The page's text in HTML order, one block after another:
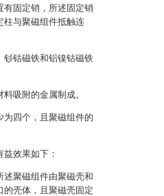
有固定销，所述固定销
柱与聚磁组件抵触连
钐钴磁铁和铝镍钴磁铁
吸附的金属制成。
为四个，且聚磁组件的
效果如下：
述聚磁组件由聚磁壳和
的壳体，且聚磁壳固定